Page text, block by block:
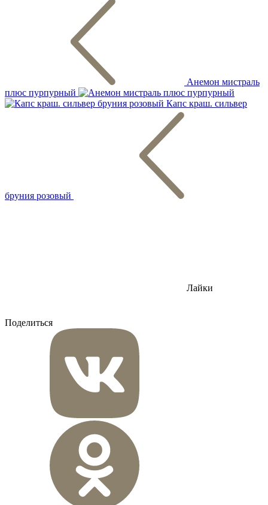
Анемон мистраль
плюс пурпурный
Капс краш. сильвер
бруния розовый
Лайки
Поделиться